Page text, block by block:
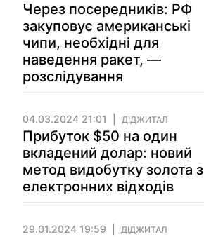
Через посередників: РФ
закуповує американські
чипи, необхідні для
наведення ракет, —
розслідування
04.03.2024 21:01 ДІДЖИТАЛ
Прибуток $50 на один
вкладений долар: новий
метод видобутку золота з
електронних відходів
29.01.2024 19:59 ДІДЖИТАЛ